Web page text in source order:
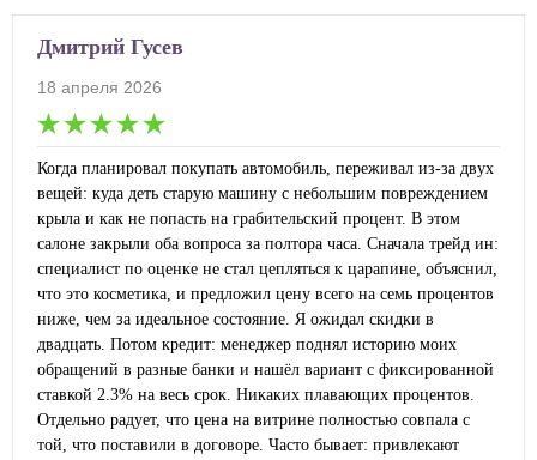
Дмитрий Гусев
18 апреля 2026
Когда планировал покупать автомобиль, переживал из-за двух
вещей: куда деть старую машину с небольшим повреждением
крыла и как не попасть на грабительский процент. В этом
салоне закрыли оба вопроса за полтора часа. Сначала трейд ин:
специалист по оценке не стал цепляться к царапине, объяснил,
что это косметика, и предложил цену всего на семь процентов
ниже, чем за идеальное состояние. Я ожидал скидки в
двадцать. Потом кредит: менеджер поднял историю моих
обращений в разные банки и нашёл вариант с фиксированной
ставкой 2.3% на весь срок. Никаких плавающих процентов.
Отдельно радует, что цена на витрине полностью совпала с
той, что поставили в договоре. Часто бывает: привлекают